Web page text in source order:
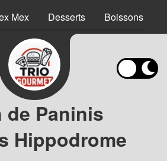
Mex Desserts Boissons
Paninis
Hippodrome